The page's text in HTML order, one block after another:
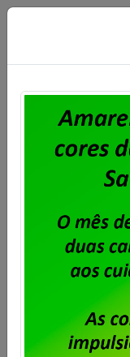
privadas de TI no
participarem da
dia 23 de julho
às 18 horas com
Saiba mais